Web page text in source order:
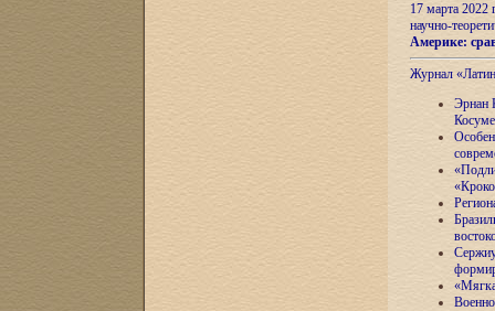
17 марта 2022
научно-
Америке:
Журнал
Эрнан